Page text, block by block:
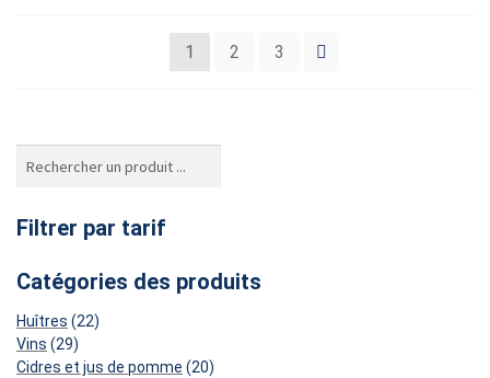
1 2 3
Filtrer par tarif
Catégories des produits
Huîtres 2222
Vins 2929
produits
Cidres et jus de pomme 2020